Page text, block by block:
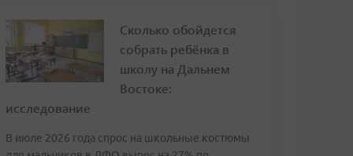
Сколько обойдется
собрать ребёнка в
школу на Дальнем
Востоке:
исследование
В июле 2026 года спрос на школьные костюмы